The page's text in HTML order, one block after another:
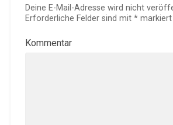
Deine E-Mail-Adresse wird nicht
Erforderliche Felder sind mit *markiert
Kommentar